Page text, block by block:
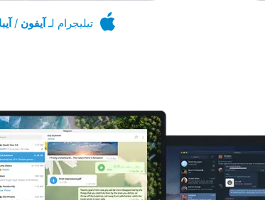
تيليجرام لـآيفون /